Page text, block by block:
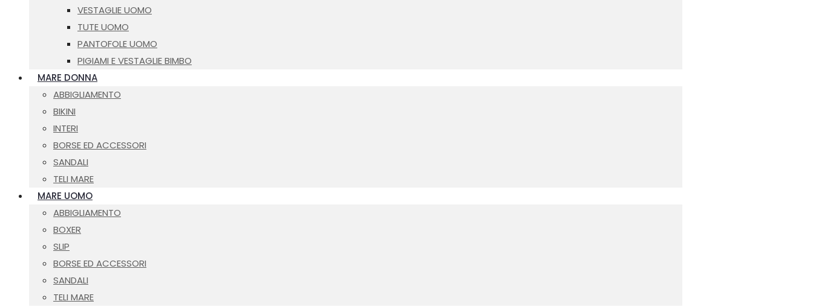
VESTAGLIE UOMO
TUTE UOMO
PANTOFOLE UOMO
PIGIAMI E VESTAGLIE BIMBO
MARE DONNA
ABBIGLIAMENTO
BIKINI
INTERI
BORSE ED ACCESSORI
SANDALI
TELI MARE
MARE UOMO
ABBIGLIAMENTO
BOXER
SLIP
BORSE ED ACCESSORI
SANDALI
TELI MARE